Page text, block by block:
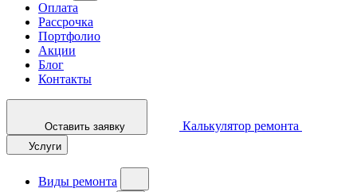
Оплата
Рассрочка
Портфолио
Акции
Блог
Контакты
Оставить заявку Калькулятор ремонта
Услуги
Виды ремонта